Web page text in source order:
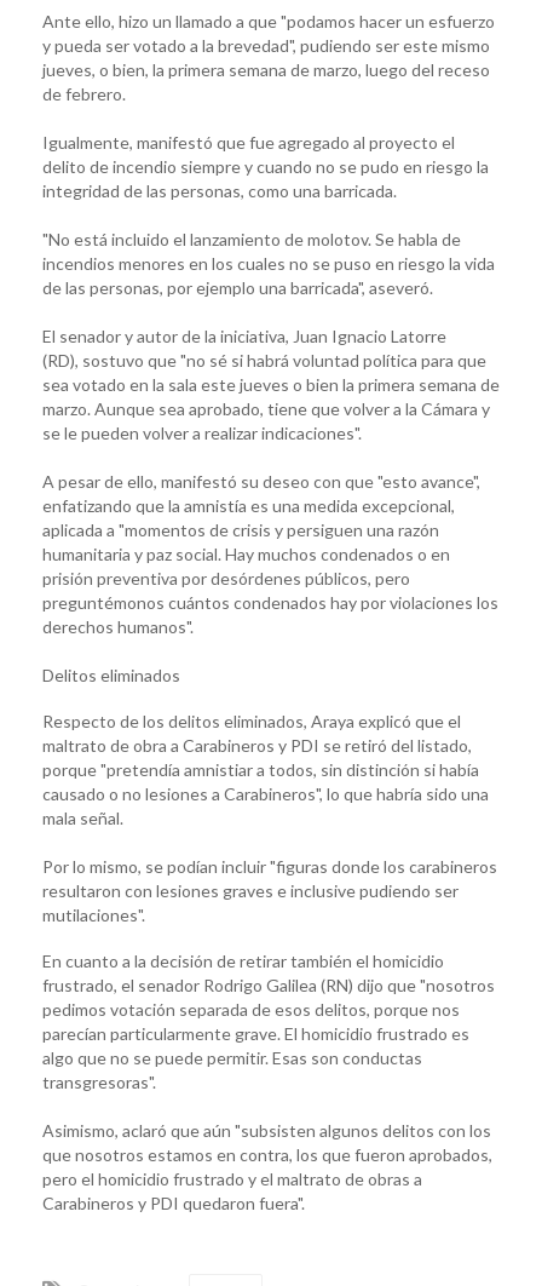
Ante ello, hizo un llamado a que "podamos hacer un esfuerzo
y pueda ser votado a la brevedad", pudiendo ser este mismo
jueves, o bien, la primera semana de marzo, luego del receso
de febrero.
Igualmente, manifestó que fue agregado al proyecto el
delito de incendio siempre y cuando no se pudo en riesgo la
integridad de las personas, como una barricada.
"No está incluido el lanzamiento de molotov. Se habla de
incendios menores en los cuales no se puso en riesgo la vida
de las personas, por ejemplo una barricada", aseveró.
El senador y autor de la iniciativa, Juan Ignacio Latorre
(RD), sostuvo que "no sé si habrá voluntad política para que
sea votado en la sala este jueves o bien la primera semana de
marzo. Aunque sea aprobado, tiene que volver a la Cámara y
se le pueden volver a realizar indicaciones".
A pesar de ello, manifestó su deseo con que "esto avance",
enfatizando que la amnistía es una medida excepcional,
aplicada a "momentos de crisis y persiguen una razón
humanitaria y paz social. Hay muchos condenados o en
prisión preventiva por desórdenes públicos, pero
preguntémonos cuántos condenados hay por violaciones los
derechos humanos".
Delitos eliminados
Respecto de los delitos eliminados, Araya explicó que el
maltrato de obra a Carabineros y PDI se retiró del listado,
porque "pretendía amnistiar a todos, sin distinción si había
causado o no lesiones a Carabineros", lo que habría sido una
mala señal.
Por lo mismo, se podían incluir "figuras donde los carabineros
resultaron con lesiones graves e inclusive pudiendo ser
mutilaciones".
En cuanto a la decisión de retirar también el homicidio
frustrado, el senador Rodrigo Galilea (RN) dijo que "nosotros
pedimos votación separada de esos delitos, porque nos
parecían particularmente grave. El homicidio frustrado es
algo que no se puede permitir. Esas son conductas
transgresoras".
Asimismo, aclaró que aún "subsisten algunos delitos con los
que nosotros estamos en contra, los que fueron aprobados,
pero el homicidio frustrado y el maltrato de obras a
Carabineros y PDI quedaron fuera".